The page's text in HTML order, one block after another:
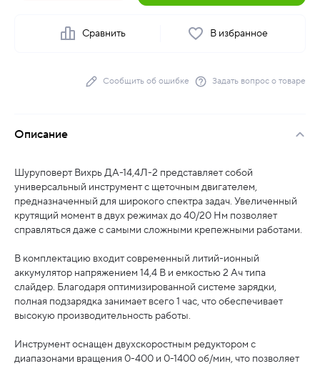
Сравнить В избранное
Сообщить об ошибке Задать вопрос о товаре
Описание
Шуруповерт Вихрь ДА-14,4Л-2 представляет собой
универсальный инструмент с щеточным двигателем,
предназначенный для широкого спектра задач. Увеличенный
крутящий момент в двух режимах до 40/20 Нм позволяет
справляться даже с самыми сложными крепежными работами.
В комплектацию входит современный литий-ионный
аккумулятор напряжением 14,4 В и емкостью 2 Ач типа
слайдер. Благодаря оптимизированной системе зарядки,
полная подзарядка занимает всего 1 час, что обеспечивает
высокую производительность работы.
Инструмент оснащен двухскоростным редуктором с
диапазонами вращения 0-400 и 0-1400 об/мин, что позволяет